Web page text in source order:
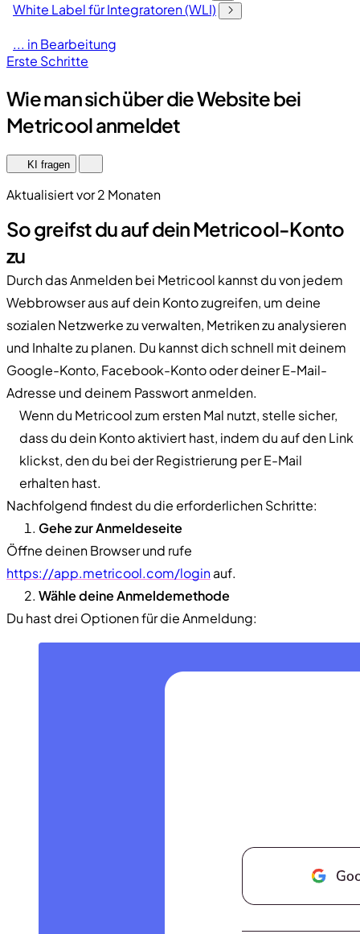
White Label für Integratoren (WLI)
... in Bearbeitung
Erste Schritte
Wie man sich über die Website bei
Metricool anmeldet
KI fragen
Aktualisiert vor 2 Monaten
So greifst du auf dein Metricool-Konto
zu
Durch das Anmelden bei Metricool kannst du von jedem
Webbrowser aus auf dein Konto zugreifen, um deine
sozialen Netzwerke zu verwalten, Metriken zu analysieren
und Inhalte zu planen. Du kannst dich schnell mit deinem
Google-Konto, Facebook-Konto oder deiner E-Mail-
Adresse und deinem Passwort anmelden.
Wenn du Metricool zum ersten Mal nutzt, stelle sicher,
dass du dein Konto aktiviert hast, indem du auf den Link
klickst, den du bei der Registrierung per E-Mail
erhalten hast.
Nachfolgend findest du die erforderlichen Schritte:
Gehe zur Anmeldeseite
Öffne deinen Browser und rufe
https://app.metricool.com/loginauf.
Wähle deine Anmeldemethode
Du hast drei Optionen für die Anmeldung: